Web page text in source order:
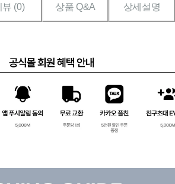
뷰 (0) 상품 Q&A 상세설명